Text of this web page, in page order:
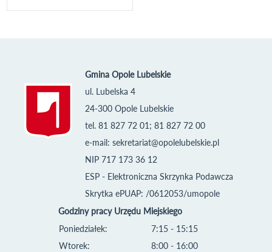
Gmina Opole Lubelskie
ul. Lubelska 4
24-300 Opole Lubelskie
tel. 81 827 72 01; 81 827 72 00
e-mail: sekretariat@opolelubelskie.pl
NIP 717 173 36 12
ESP - Elektroniczna Skrzynka Podawcza
Skrytka ePUAP: /0612053/umopole
Godziny pracy Urzędu Miejskiego
Poniedziałek:
Wtorek:
7:15 - 15:15
8:00 - 16:00